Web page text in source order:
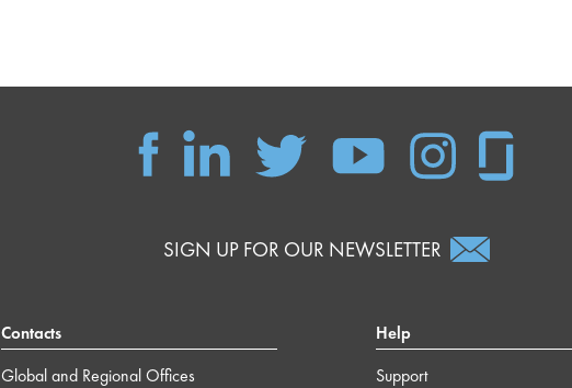
SIGN UP FOR OUR NEWSLETTER
Contacts
Global and Regional Offices
Help
Support